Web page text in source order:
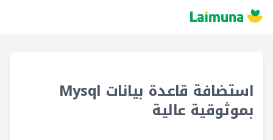
استضافة قاعدة بيانات Mysql
بموثوقية عالية